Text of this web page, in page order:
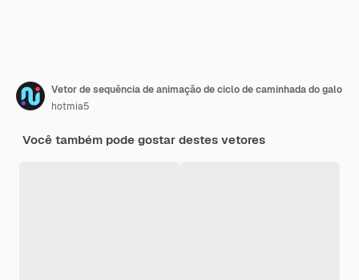
Vetor de sequência de animação de ciclo de caminhada do galo
hotmia5
Você também pode gostar destes vetores